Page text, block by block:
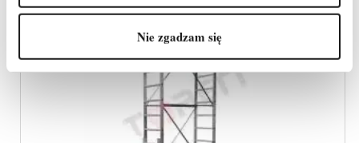
Nie zgadzam się